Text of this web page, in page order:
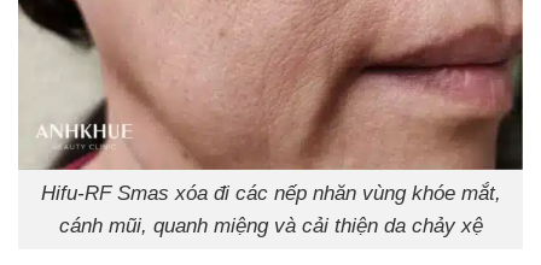
Hifu-RF Smas xóa đi các nếp nhăn vùng khóe mắt,
cánh mũi, quanh miệng và cải thiện da chảy xệ